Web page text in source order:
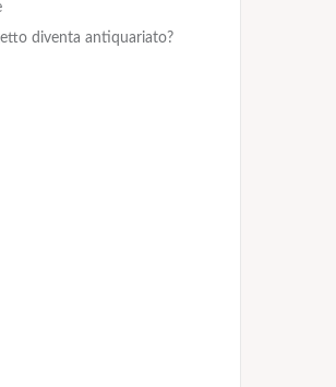
diventa antiquariato?